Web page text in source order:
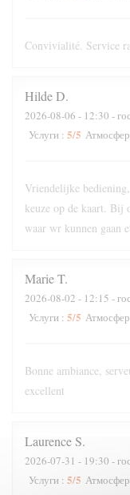
Convivialité. Service
HildeD
2026-08-06 - 12:30 -
Услуги : 5/5
Vriendelijke
keuze op de kaart. Bij
waar wr kunnen gaan
MarieT
2026-08-02 - 12:15 -
Услуги : 5/5
Bonne ambiance,
excellent
LaurenceS
2026-07-31 - 19:30 -
Услуги : 5/5